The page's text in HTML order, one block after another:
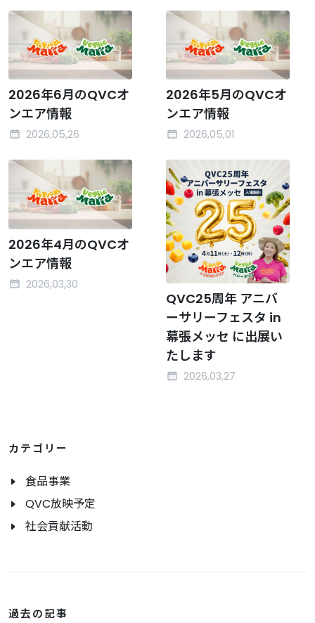
2026年6月のQVCオ
ンエア情報
2026,05,26
2026年5月のQVCオ
ンエア情報
2026,05,01
2026年4月のQVCオ
ンエア情報
2026,03,30
QVC25周年 アニバ
ーサリーフェスタ in
幕張メッセ に出展い
たします
2026,03,27
カテゴリー
食品事業
QVC放映予定
社会貢献活動
過去の記事